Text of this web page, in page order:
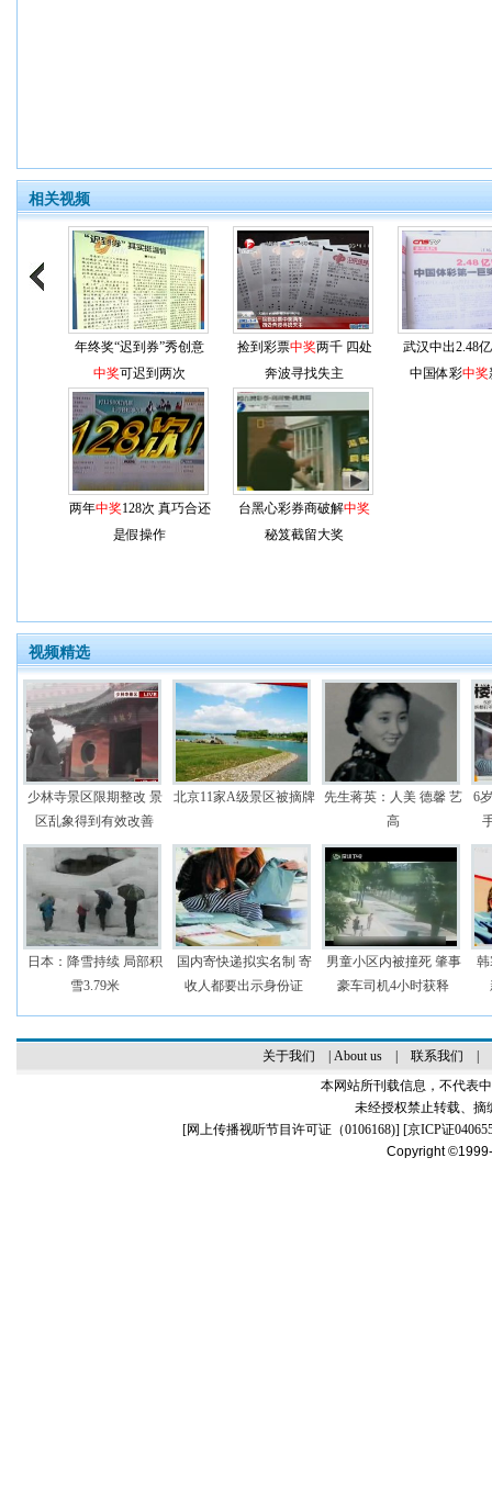
相关视频
年终奖“迟到券”秀创意
中奖可迟到两次
捡到彩票中奖两千 四处
奔波寻找失主
武汉中出2.48
中国体彩中奖
两年中奖128次 真巧合还
是假操作
台黑心彩券商破解中奖
秘笈截留大奖
视频精选
少林寺景区限期整改 景
区乱象得到有效改善
北京11家A级景区被摘牌
先生蒋英：人美 德馨 艺
高
6
日本：降雪持续 局部积
雪3.79米
国内寄快递拟实名制 寄
收人都要出示身份证
男童小区内被撞死 肇事
豪车司机4小时获释
关于我们 About us| 联系我们
本网站所刊载信息，不代表
未经授权禁止转载、摘
[网上传播视听节目许可证（0106168)] [京ICP证
Copyright